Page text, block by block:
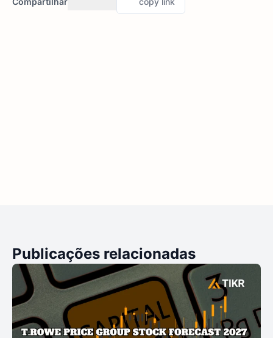
Publicações relacionadas